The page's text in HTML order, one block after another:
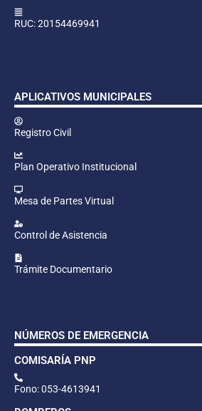
RUC: 20154469941
APLICATIVOS MUNICIPALES
Registro Civil
Plan Operativo Institucional
Mesa de Partes Virtual
Control de Asistencia
Trámite Documentario
NÚMEROS DE EMERGENCIA
COMISARÍA PNP
Fono: 053-4613941